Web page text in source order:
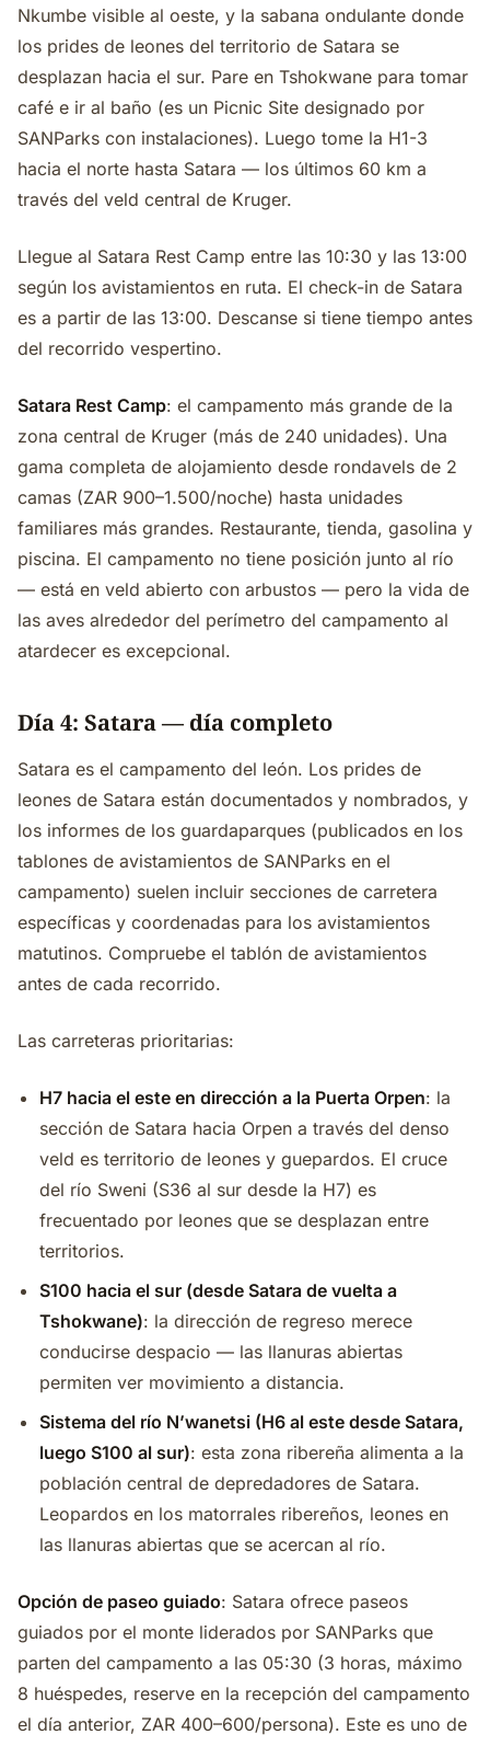
Nkumbe visible al oeste, y la sabana ondulante donde
los prides de leones del territorio de Satara se
desplazan hacia el sur. Pare en Tshokwane para tomar
café e ir al baño (es un Picnic Site designado por
SANParks con instalaciones). Luego tome la H1-3
hacia el norte hasta Satara — los últimos 60 km a
través del veld central de Kruger.
Llegue al Satara Rest Camp entre las 10:30 y las 13:00
según los avistamientos en ruta. El check-in de Satara
es a partir de las 13:00. Descanse si tiene tiempo antes
del recorrido vespertino.
Satara Rest Camp: el campamento más grande de la
zona central de Kruger (más de 240 unidades). Una
gama completa de alojamiento desde rondavels de 2
camas (ZAR 900–1.500/noche) hasta unidades
familiares más grandes. Restaurante, tienda, gasolina y
piscina. El campamento no tiene posición junto al río
— está en veld abierto con arbustos — pero la vida de
las aves alrededor del perímetro del campamento al
atardecer es excepcional.
Día 4: Satara — día completo
Satara es el campamento del león. Los prides de
leones de Satara están documentados y nombrados, y
los informes de los guardaparques (publicados en los
tablones de avistamientos de SANParks en el
campamento) suelen incluir secciones de carretera
específicas y coordenadas para los avistamientos
matutinos. Compruebe el tablón de avistamientos
antes de cada recorrido.
Las carreteras prioritarias:
H7 hacia el este en dirección a la Puerta Orpen: la
sección de Satara hacia Orpen a través del denso
veld es territorio de leones y guepardos. El cruce
del río Sweni (S36 al sur desde la H7) es
frecuentado por leones que se desplazan entre
territorios.
S100 hacia el sur (desde Satara de vuelta a
Tshokwane): la dirección de regreso merece
conducirse despacio — las llanuras abiertas
permiten ver movimiento a distancia.
Sistema del río N’wanetsi (H6 al este desde Satara,
luego S100 al sur): esta zona ribereña alimenta a la
población central de depredadores de Satara.
Leopardos en los matorrales ribereños, leones en
las llanuras abiertas que se acercan al río.
Opción de paseo guiado: Satara ofrece paseos
guiados por el monte liderados por SANParks que
parten del campamento a las 05:30 (3 horas, máximo
8 huéspedes, reserve en la recepción del campamento
el día anterior, ZAR 400–600/persona). Este es uno de